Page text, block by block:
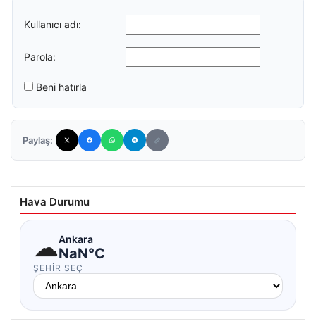
Kullanıcı adı:
Parola:
Beni hatırla
Paylaş:
Hava Durumu
☁Ankara
NaN°C
ŞEHIR SEÇ